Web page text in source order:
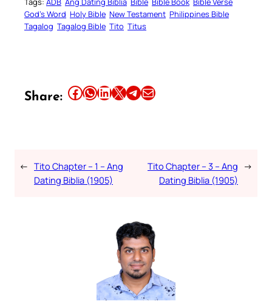
God’s Word Holy Bible New Testament Philippines Bible
Tagalog Tagalog Bible Tito Titus
Share: Share this article on Facebook Share this article on WhatsApp Share this article on LinkedIn Share this article on X Share this article on TelegramEmail this Article
← Tito Chapter – 1 – Ang
Dating Biblia (1905)
Tito Chapter – 3 – Ang
Dating Biblia (1905)
→